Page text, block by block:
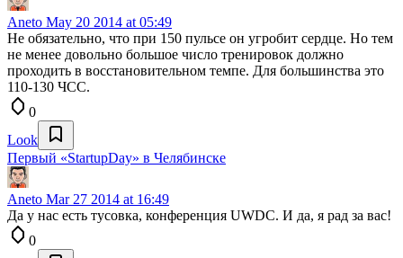
Aneto May 20 2014 at 05:49
Не обязательно, что при 150 пульсе он угробит сердце. Но тем
не менее довольно большое число тренировок должно
проходить в восстановительном темпе. Для большинства это
110-130 ЧСС.
0
Look
Первый «StartupDay» в Челябинске
Aneto Mar 27 2014 at 16:49
Да у нас есть тусовка, конференция UWDC. И да, я рад за вас!
0